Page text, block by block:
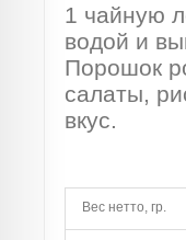
1 чайную
водой и
Порошок
салаты,
вкус.
Вес нетто, гр.